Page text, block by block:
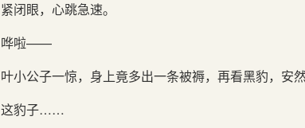
紧闭眼，心跳急速。
哗啦——
叶小公子一惊，身上竟多出一条被褥，再看黑豹，安
这豹子……